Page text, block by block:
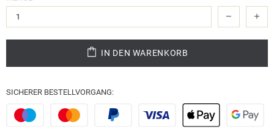
IN DEN WARENKORB
SICHERER BESTELLVORGANG: